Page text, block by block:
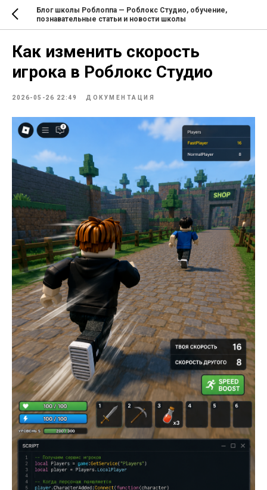
Блог школы Роблоппа — Роблокс Студио, обучение,
познавательные статьи и новости школы
Как изменить скорость
игрока в Роблокс Студио
2026-05-26 22:49 ДОКУМЕНТАЦИЯ